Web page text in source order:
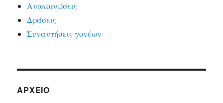
Ανακοινώσεις
Δράσεις
Συναντήσεις γονέων
ΑΡΧΕΊΟ